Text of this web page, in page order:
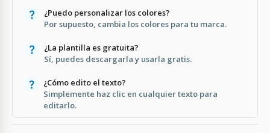
¿Puedo personalizar los colores?
Por supuesto, cambia los colores para tu marca.
¿La plantilla es gratuita?
Sí, puedes descargarla y usarla gratis.
¿Cómo edito el texto?
Simplemente haz clic en cualquier texto para
editarlo.